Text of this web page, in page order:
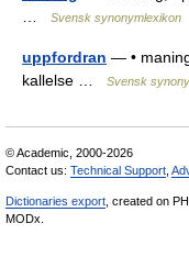
Svensk synonymlexikon
uppfordran — •
kallelse …
Svensk
© Academic, 2000-2026
Contact us: Technical Support
Dictionaries export , created on
MODx.